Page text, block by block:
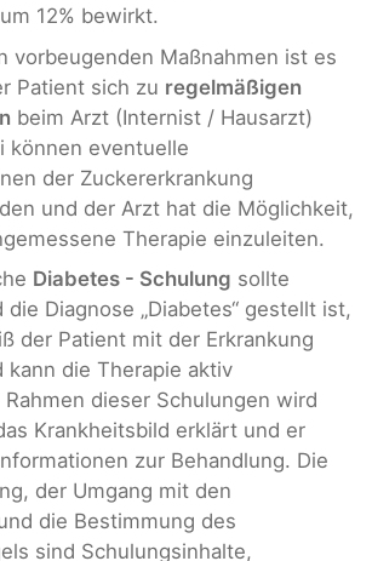
12% bewirkt.
vorbeugenden Maßnahmen ist es
Patient sich zu regelmäßigen
beim Arzt (Internist / Hausarzt)
können eventuelle
der Zuckererkrankung
und der Arzt hat die Möglichkeit,
Therapie einzuleiten.
Diabetes - Schulung sollte
Diagnose „Diabetes“ gestellt ist,
der Patient mit der Erkrankung
kann die Therapie aktiv
dieser Schulungen wird
Krankheitsbild erklärt und er
zur Behandlung. Die
der Umgang mit den
die Bestimmung des
sind Schulungsinhalte,